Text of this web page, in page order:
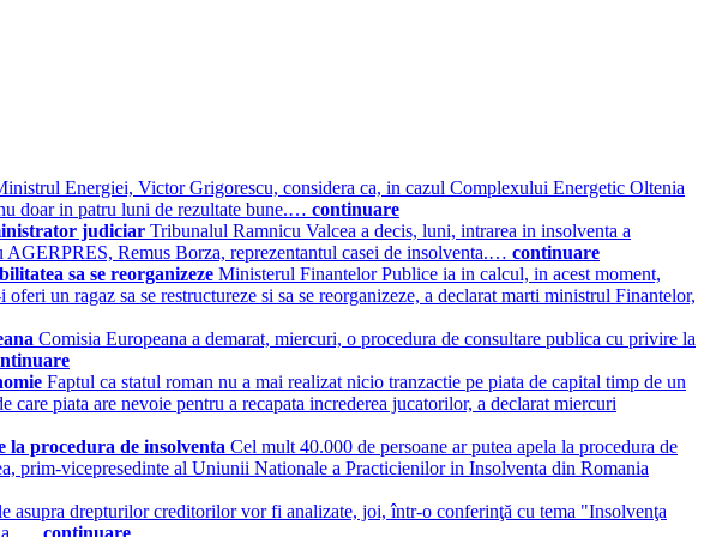
Energiei, Victor Grigorescu, considera ca, in cazul Complexului Energetic Oltenia
doar in patru luni de rezultate bune.… continuare
judiciar Tribunalul Ramnicu Valcea a decis, luni, intrarea in insolventa a
Remus Borza, reprezentantul casei de insolventa.… continuare
sa se reorganizeze Ministerul Finantelor Publice ia in calcul, in acest moment,
un ragaz sa se restructureze si sa se reorganizeze, a declarat marti ministrul Finantelor,
Comisia Europeana a demarat, miercuri, o procedura de consultare publica cu privire la
Faptul ca statul roman nu a mai realizat nicio tranzactie pe piata de capital timp de un
piata are nevoie pentru a recapata increderea jucatorilor, a declarat miercuri
la procedura de insolventa Cel mult 40.000 de persoane ar putea apela la procedura de
prim-vicepresedinte al Uniunii Nationale a Practicienilor in Insolventa din Romania
asupra drepturilor creditorilor vor fi analizate, joi, într-o conferinţă cu tema "Insolvenţa
… continuare